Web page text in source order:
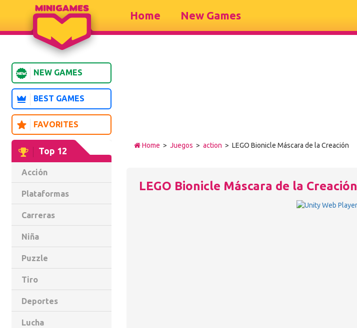
Home New Games
NEW GAMES
BEST GAMES
FAVORITES
Top 12
Acción
Plataformas
Carreras
Niña
Puzzle
Tiro
Deportes
Lucha
Home > Juegos > action > LEGO Bionicle Máscara de la Creación
LEGO Bionicle Máscara de la Creación